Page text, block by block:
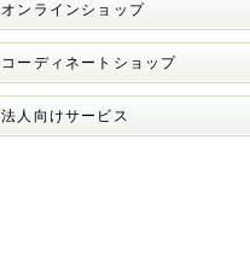
オンラインショップ
コーディネートショップ
法人向けサービス